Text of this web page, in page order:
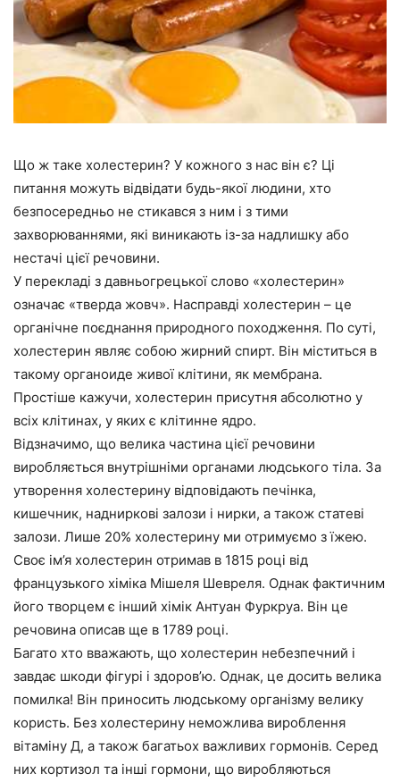
Що ж таке холестерин? У кожного з нас він є? Ці
питання можуть відвідати будь-якої людини, хто
безпосередньо не стикався з ним і з тими
захворюваннями, які виникають із-за надлишку або
нестачі цієї речовини.
У перекладі з давньогрецької слово «холестерин»
означає «тверда жовч». Насправді холестерин – це
органічне поєднання природного походження. По суті,
холестерин являє собою жирний спирт. Він міститься в
такому органоиде живої клітини, як мембрана.
Простіше кажучи, холестерин присутня абсолютно у
всіх клітинах, у яких є клітинне ядро.
Відзначимо, що велика частина цієї речовини
виробляється внутрішніми органами людського тіла. За
утворення холестерину відповідають печінка,
кишечник, надниркові залози і нирки, а також статеві
залози. Лише 20% холестерину ми отримуємо з їжею.
Своє ім’я холестерин отримав в 1815 році від
французького хіміка Мішеля Шевреля. Однак фактичним
його творцем є інший хімік Антуан Фуркруа. Він це
речовина описав ще в 1789 році.
Багато хто вважають, що холестерин небезпечний і
завдає шкоди фігурі і здоров’ю. Однак, це досить велика
помилка! Він приносить людському організму велику
користь. Без холестерину неможлива вироблення
вітаміну Д, а також багатьох важливих гормонів. Серед
них кортизол та інші гормони, що виробляються